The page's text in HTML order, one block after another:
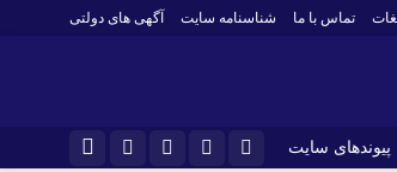
تماس با ما شناسنامه سایت آگهی های دولتی
پیوندهای سایت